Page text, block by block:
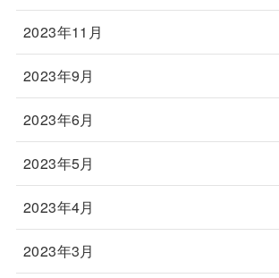
2023年11月
2023年9月
2023年6月
2023年5月
2023年4月
2023年3月